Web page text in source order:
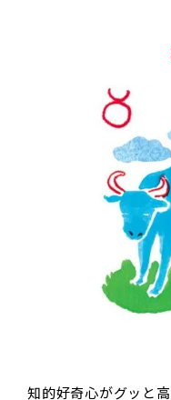
知的好奇心がグッと